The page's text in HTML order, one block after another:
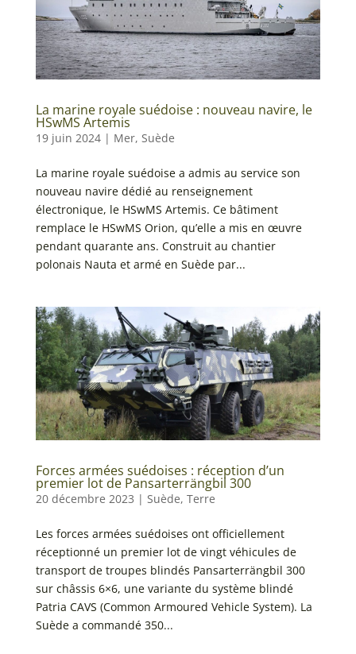
La marine royale suédoise : nouveau navire, le
HSwMS Artemis
19 juin 2024| Mer, Suède
La marine royale suédoise a admis au service son
nouveau navire dédié au renseignement
électronique, le HSwMS Artemis. Ce bâtiment
remplace le HSwMS Orion, qu’elle a mis en œuvre
pendant quarante ans. Construit au chantier
polonais Nauta et armé en Suède par...
Forces armées suédoises : réception d’un
premier lot de Pansarterrängbil 300
20 décembre 2023 | Suède, Terre
Les forces armées suédoises ont officiellement
réceptionné un premier lot de vingt véhicules de
transport de troupes blindés Pansarterrängbil 300
sur châssis 6×6, une variante du système blindé
Patria CAVS (Common Armoured Vehicle System). La
Suède a commandé 350...